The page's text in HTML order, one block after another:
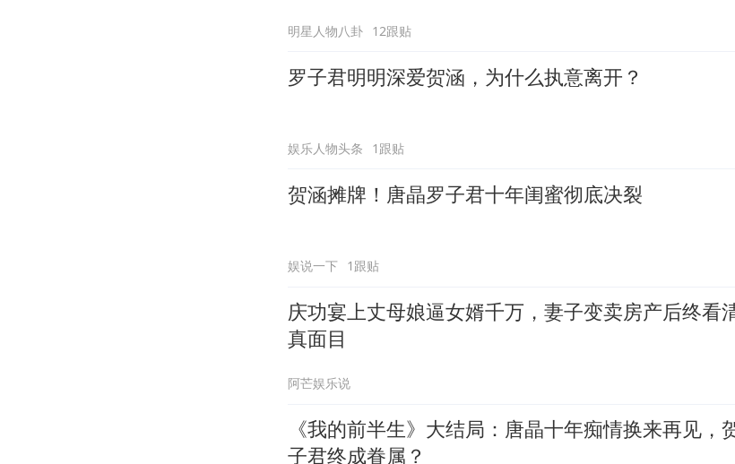
明星人物八卦 12跟贴
罗子君明明深爱贺涵，为什么执意离开？
娱乐人物头条 1跟贴
贺涵摊牌！唐晶罗子君十年闺蜜彻底决裂
娱说一下 1跟贴
庆功宴上丈母娘逼女婿千万，妻子变卖房产后终看
真面目
阿芒娱乐说
《我的前半生》大结局：唐晶十年痴情换来再见，
子君终成眷属？